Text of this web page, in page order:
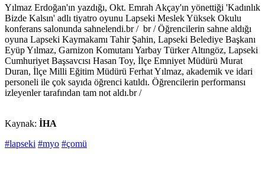
Yılmaz Erdoğan'ın yazdığı, Okt. Emrah Akçay'ın yönettiği 'Kadınlık
Bizde Kalsın' adlı tiyatro oyunu Lapseki Meslek Yüksek Okulu
konferans salonunda sahnelendi.br / br / Öğrencilerin sahne aldığı
oyuna Lapseki Kaymakamı Tahir Şahin, Lapseki Belediye Başkanı
Eyüp Yılmaz, Garnizon Komutanı Yarbay Türker Altıngöz, Lapseki
Cumhuriyet Başsavcısı Hasan Toy, İlçe Emniyet Müdürü Murat
Duran, İlçe Milli Eğitim Müdürü Ferhat Yılmaz, akademik ve idari
personeli ile çok sayıda öğrenci katıldı. Öğrencilerin performansı
izleyenler tarafından tam not aldı.br /
Kaynak: İHA
#lapseki #myo #çomü